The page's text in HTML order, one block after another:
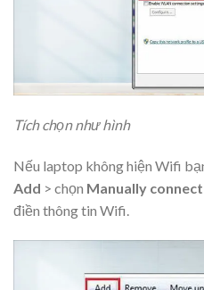
Tích chọn như hình
Nếu laptop không hiện Wifi
Add > chọn Manually
điền thông tin Wifi.